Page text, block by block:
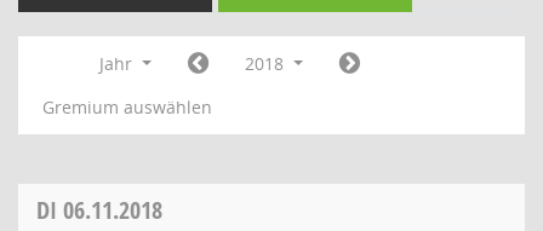
Jahr
2018
Gremium auswählen
DI 06.11.2018